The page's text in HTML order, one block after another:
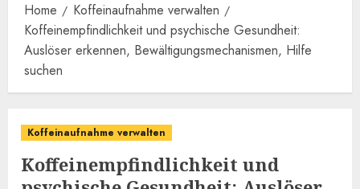
Home
Koffeinaufnahme verwalten
Koffeinempfindlichkeit und psychische Gesundheit:
Auslöser erkennen, Bewältigungsmechanismen, Hilfe
suchen
Koffeinaufnahme verwalten
Koffeinempfindlichkeit und